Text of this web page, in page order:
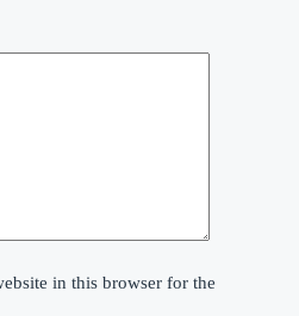
in this browser for the